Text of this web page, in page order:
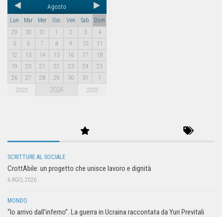
Agosto
Lun Mar Mer Gio Ven Sab
Dom
29
30 31 1 2 3
4
5
6 7 8 9 10
11
12
13 14 15 16 17
18
19
20 21 22 23 24
25
26
27 28 29 30 31 1
2023 2024 2025
SCRITTURE AL SOCIALE
CrottAbile: un progetto che unisce lavoro e dignità
6 AGO, 2026
MONDO
“Io arrivo dall’inferno”. La guerra in Ucraina raccontata da Yuri Previtali